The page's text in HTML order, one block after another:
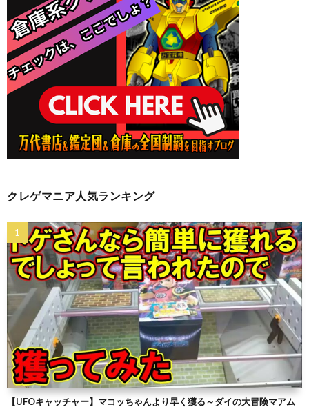
クレゲマニア人気ランキング
【UFOキャッチャー】マコッちゃんより早く獲る～ダイの大冒険マアム